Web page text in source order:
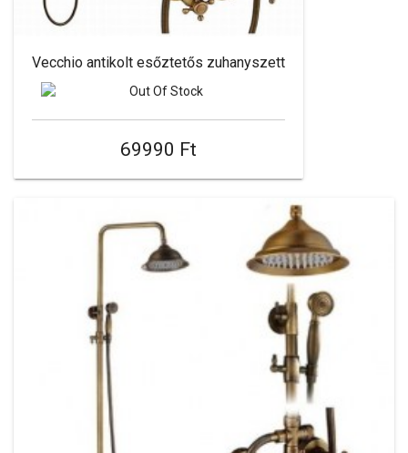
Vecchio antikolt esőztetős zuhanyszett
69990 Ft